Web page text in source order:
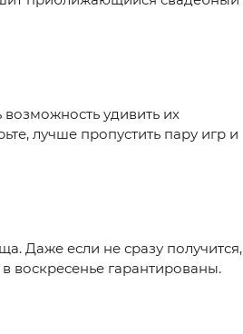
удивить их
лучше пропустить пару игр и
Даже если не сразу получится,
воскресенье гарантированы.